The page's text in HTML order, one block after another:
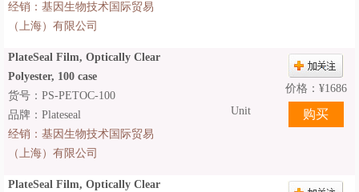
经销： 基因生物技术国际贸易
（上海）有限公司
PlateSeal Film, Optically Clear
Polyester, 100 case
Unit
价格： ¥1686
货号：PS-PETOC-100
品牌：Plateseal
经销： 基因生物技术国际贸易
（上海）有限公司
PlateSeal Film, Optically Clear